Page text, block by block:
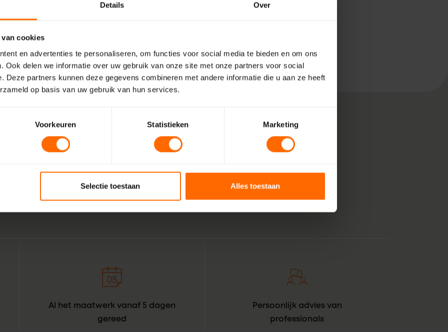
Details Over
van cookies
en advertenties te personaliseren, om functies voor social media te bieden en om ons
Ook delen we informatie over uw gebruik van onze site met onze partners voor social
Deze partners kunnen deze gegevens combineren met andere informatie die u aan ze heeft
op basis van uw gebruik van hun services.
Voorkeuren Statistieken Marketing
Selectie toestaan Alles toestaan
Wij zijn Skodora. Een gepassioneerd, lokaal familiebedrijf, bestaande uit pure
Heelweg. Combineer dat met de wil om het bestellen van kunststof kozijnen
voor bouwprofessionals simpeler te maken. Geef het een oranje tintje. En zie
Al het maatwerk vanaf 5 dagen
gereed
Persoonlijk advies van
professionals